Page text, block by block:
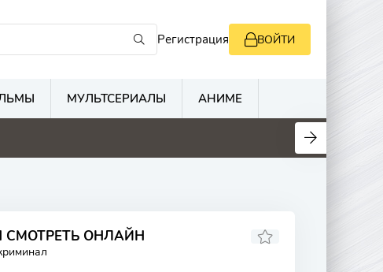
Регистрация ВОЙТИ
МУЛЬТСЕРИАЛЫ АНИМЕ
ОНЛАЙН